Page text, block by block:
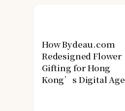
How Bydeau.com
Redesigned Flower
Gifting for Hong
Kong’s Digital Age